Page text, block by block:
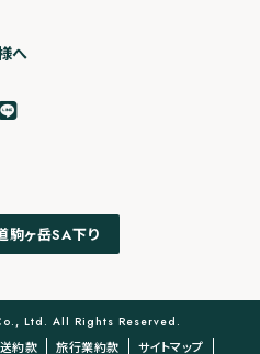
へ
駒ヶ岳SA下り
Ltd. All Rights Reserved.
約款 旅行業約款 サイトマップ